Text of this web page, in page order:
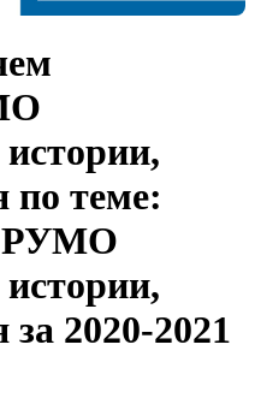
истории,
по теме:
РУМО
истории,
2020-2021